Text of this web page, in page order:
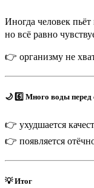
Иногда человек
но всё равно
👉 организму не
🌙 6️⃣ Много воды перед
👉 ухудшается
👉 появляется
💡 Итог